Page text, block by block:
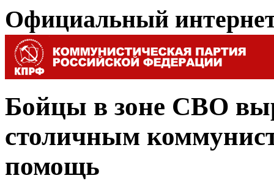
Официальный
Бойцы в зоне СВО
столичным
помощь